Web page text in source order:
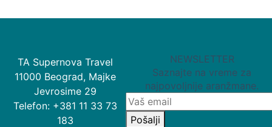
TA Supernova Travel
11000 Beograd, Majke
Jevrosime 29
Telefon: +381 11 33 73
183
NEWSLETTER
Saznajte na vreme za
najpovoljnije aranžmane.
Pošalji